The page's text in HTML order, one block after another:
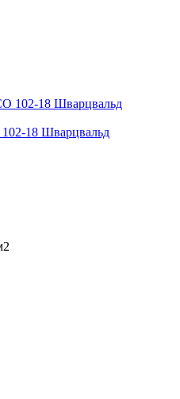
102-18 Шварцвальд